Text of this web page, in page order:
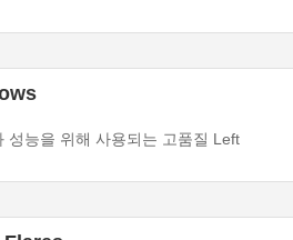
성능을 위해 사용되는 고품질 Left